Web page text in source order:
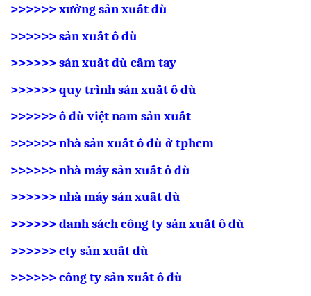
>>>>>>xưởng sản xuất dù
>>>>>>sản xuất ô dù
>>>>>>sản xuất dù cầm tay
>>>>>>quy trình sản xuất ô dù
>>>>>>ô dù việt nam sản xuất
>>>>>>nhà sản xuất ô dù ở tphcm
>>>>>>nhà máy sản xuất ô dù
>>>>>>nhà máy sản xuất dù
>>>>>>danh sách công ty sản xuất ô dù
>>>>>>cty sản xuất dù
>>>>>>công ty sản xuất ô dù